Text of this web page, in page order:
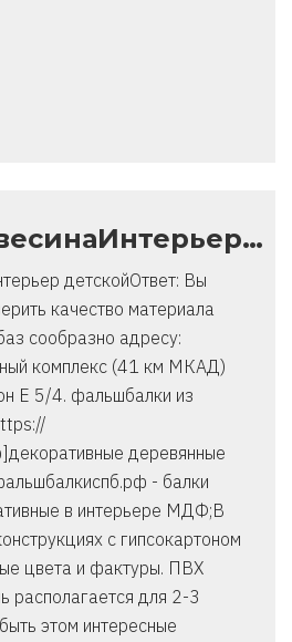
детскойОтвет: Вы
качество материала
сообразно адресу:
комплекс (41 км МКАД)
Е 5/4. фальшбалки из
деревянные
- балки
в интерьере МДФ;В
с гипсокартоном
цвета и фактуры. ПВХ
располагается для 2-3
этом интересные